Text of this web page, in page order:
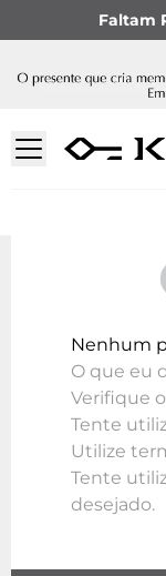
Faltam
Nenhum
O que eu
Verifique
Tente
Utilize
Tente
desejado.